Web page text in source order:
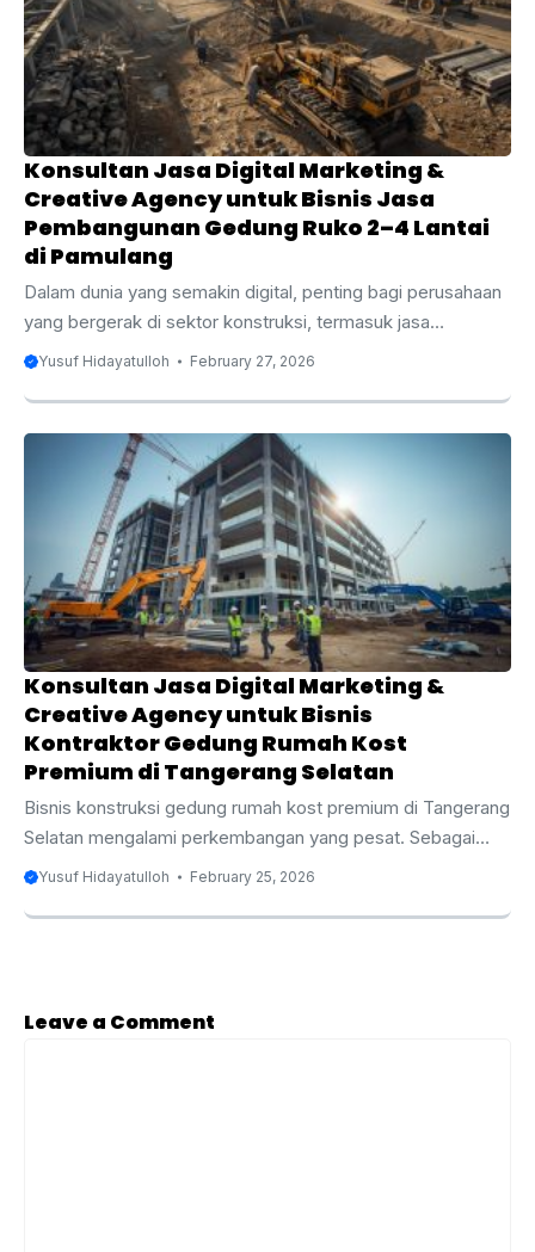
untuk bisnis Anda, serta bagaimana memilih konsultan yang
tepat. Apakah Anda baru memulai bisnis atau ingin
mengoptimalkan strategi ...
Konsultan Jasa Digital Marketing &
Creative Agency untuk Bisnis Jasa
Pembangunan Gedung Ruko 2–4 Lantai
di Pamulang
Dalam dunia yang semakin digital, penting bagi perusahaan
yang bergerak di sektor konstruksi, termasuk jasa
pembangunan gedung ruko 2–4 lantai di Pamulang, untuk
mereka. Pamulang, yang terletak di Tangerang Selatan,
merupakan salah satu kawasan yang berkembang pesat,
dengan permintaan tinggi terhadap properti komersial,
termasuk ruko. Bagi bisnis yang bergerak dalam
pembangunan gedung ruko, penting untuk memiliki
keberadaan online yang kuat agar bisa bersaing dan
mencapai calon klien dengan efektif. ...
Yusuf Hidayatulloh February 27, 2026
Konsultan Jasa Digital Marketing &
Creative Agency untuk Bisnis
Kontraktor Gedung Rumah Kost
Premium di Tangerang Selatan
Bisnis konstruksi gedung rumah kost premium di Tangerang
Selatan mengalami perkembangan yang pesat. Sebagai
kota yang terus berkembang dengan pesat, Tangerang
premium, menjadi semakin kompetitif. Oleh karena itu,
Yusuf Hidayatulloh February 25, 2026
Leave a Comment